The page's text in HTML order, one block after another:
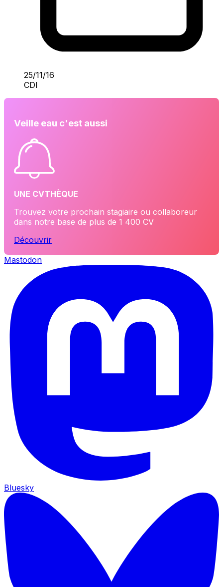
25/11/16
CDI
Veille eau c'est aussi
UNE CVTHÈQUE
Trouvez votre prochain stagiaire ou collaboreur
dans notre base de plus de 1 400 CV
Découvrir
Mastodon
Bluesky